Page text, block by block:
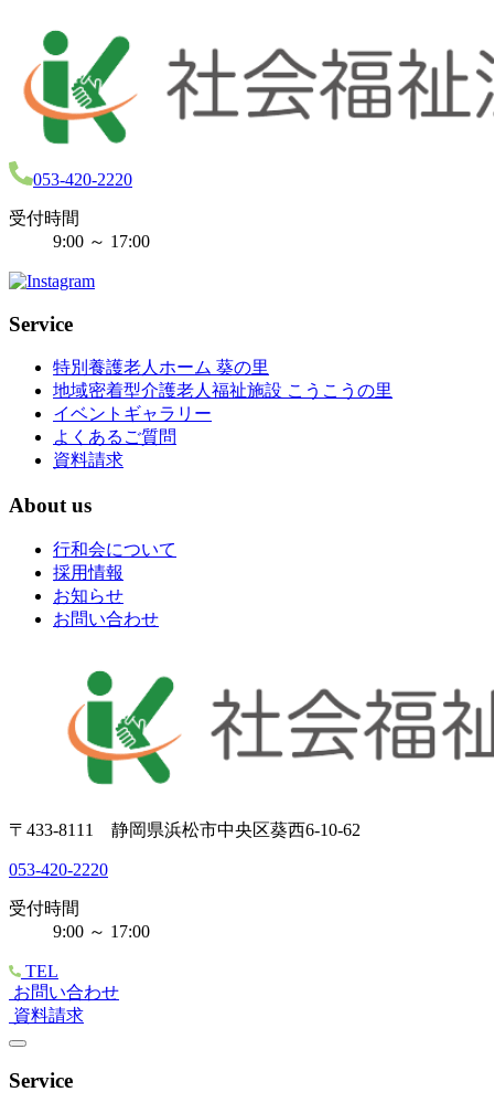
053-420-2220
受付時間
9:00 ～ 17:00
Service
特別養護老人ホーム 葵の里
地域密着型介護老人福祉施設 こうこうの里
イベントギャラリー
よくあるご質問
資料請求
About us
行和会について
採用情報
お知らせ
お問い合わせ
〒433-8111 静岡県浜松市中央区葵西6-10-62
053-420-2220
受付時間
9:00 ～ 17:00
TEL
お問い合わせ
資料請求
Service